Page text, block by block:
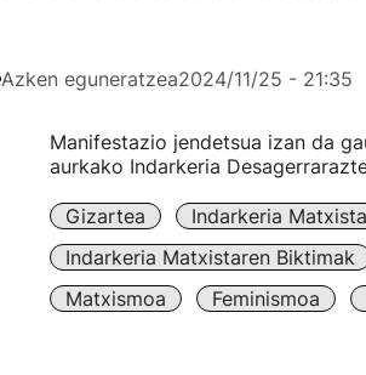
Azken eguneratzea2024/11/25 - 21:35
Manifestazio jendetsua izan da
aurkako Indarkeria
Gizartea Indarkeria Matxista
Indarkeria Matxistaren Biktimak
Matxismoa
Feminismoa